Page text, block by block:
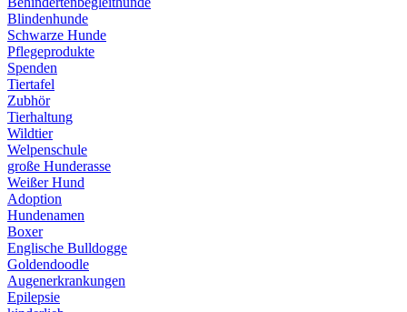
Blindenhunde
Schwarze Hunde
Pflegeprodukte
Spenden
Tiertafel
Zubhör
Tierhaltung
Wildtier
Welpenschule
große Hunderasse
Weißer Hund
Adoption
Hundenamen
Boxer
Englische Bulldogge
Goldendoodle
Augenerkrankungen
Epilepsie